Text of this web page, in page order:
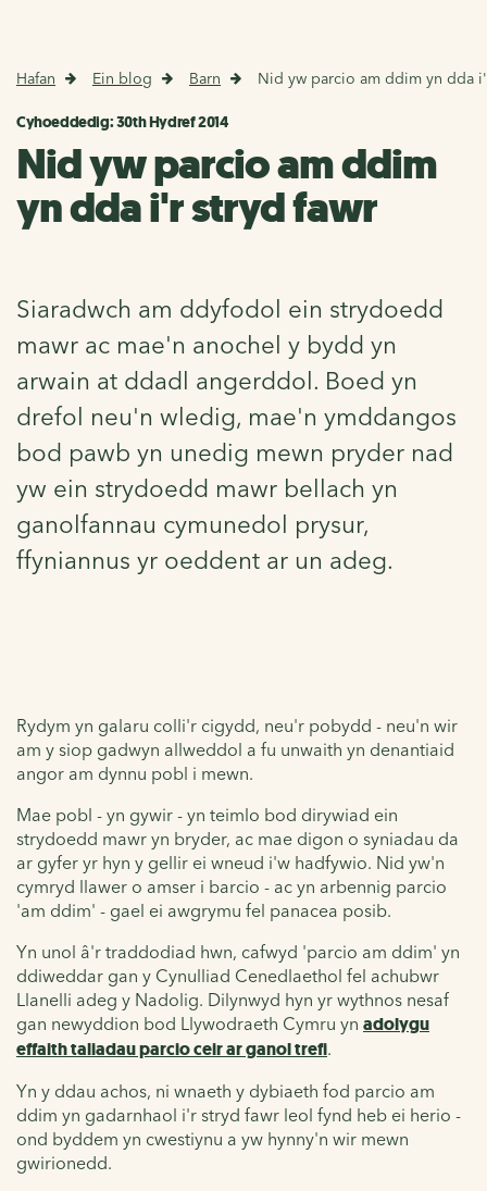
Hafan Ein blog Barn Nid yw parcio am ddim yn dda
Cyhoeddedig: 30th Hydref 2014
Nid yw parcio am ddim
yn dda i'r stryd fawr
Siaradwch am ddyfodol ein strydoedd
mawr ac mae'n anochel y bydd yn
arwain at ddadl angerddol. Boed yn
drefol neu'n wledig, mae'n ymddangos
bod pawb yn unedig mewn pryder nad
yw ein strydoedd mawr bellach yn
ganolfannau cymunedol prysur,
ffyniannus yr oeddent ar un adeg.
Rydym yn galaru colli'r cigydd, neu'r pobydd - neu'n wir
am y siop gadwyn allweddol a fu unwaith yn denantiaid
angor am dynnu pobl i mewn.
Mae pobl - yn gywir - yn teimlo bod dirywiad ein
strydoedd mawr yn bryder, ac mae digon o syniadau da
ar gyfer yr hyn y gellir ei wneud i'w hadfywio. Nid yw'n
cymryd llawer o amser i barcio - ac yn arbennig parcio
'am ddim' - gael ei awgrymu fel panacea posib.
Yn unol â'r traddodiad hwn, cafwyd 'parcio am ddim' yn
ddiweddar gan y Cynulliad Cenedlaethol fel achubwr
Llanelli adeg y Nadolig. Dilynwyd hyn yr wythnos nesaf
gan newyddion bod Llywodraeth Cymru yn adolygu
effaith taliadau parcio ceir ar ganol trefi.
Yn y ddau achos, ni wnaeth y dybiaeth fod parcio am
ddim yn gadarnhaol i'r stryd fawr leol fynd heb ei herio -
ond byddem yn cwestiynu a yw hynny'n wir mewn
gwirionedd.